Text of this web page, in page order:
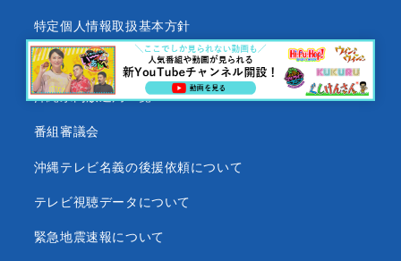
特定個人情報取扱基本方針
沖縄テレビ放送基準
沖縄県内放送局一覧
番組審議会
沖縄テレビ名義の後援依頼について
テレビ視聴データについて
緊急地震速報について